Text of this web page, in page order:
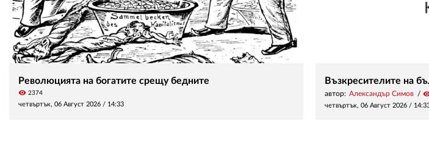
Революцията на богатите срещу бедните
visibility 2374
четвъртък, 06 Август 2026 / 14:33
Възкресителите на
автор: Александър Симов
четвъртък, 06 Август 2026 /